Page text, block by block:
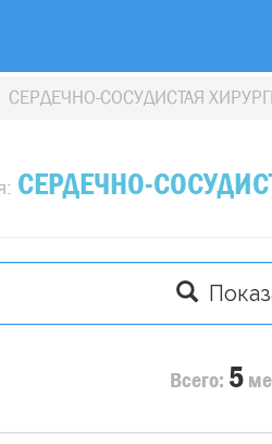
СЕРДЕЧНО-СОСУДИСТАЯ
СЕРДЕЧНО-
Всего: 5